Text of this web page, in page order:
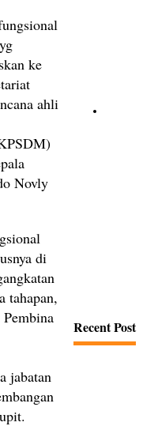
ke
ahli
Novly
di
tahapan,
jabatan
Recent Post